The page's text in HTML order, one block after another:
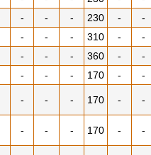
- - - 230 - -
- - - 310 - -
- - - 360 - -
- - - 170 - -
- - - 170 - -
- - - 170 - -